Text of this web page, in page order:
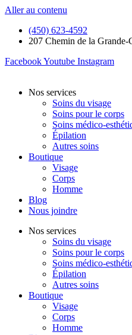
Aller au contenu
(450) 623-4592
207 Chemin de la
FacebookYoutube Instagram
Nos services
Soins du visage
Soins pour le corps
Soins médico-
Épilation
Autres soins
Boutique
Visage
Corps
Homme
Blog
Nous joindre
Nos services
Soins du visage
Soins pour le corps
Soins médico-
Épilation
Autres soins
Boutique
Visage
Corps
Homme